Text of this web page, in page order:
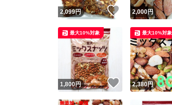
2,099円 いいね！
2,000円
1,800円 いいね！
最大10%対象
2,380円
最大10%対象